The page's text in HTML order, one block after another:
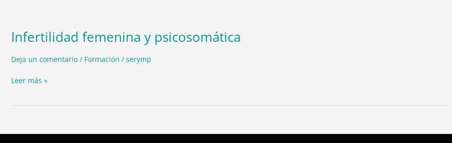
Infertilidad femenina y psicosomática
Deja un comentario / Formación / serymp
y
psicosomática
Leer más »